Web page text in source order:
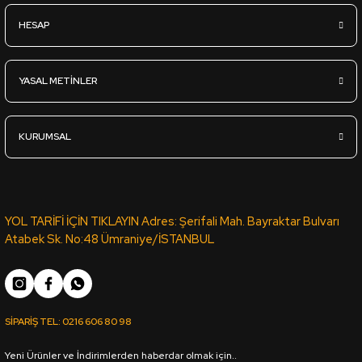
932,85TL
SML-068 BEYAZ MAT LAK PANEL PVC ROMA KENAR BANDI
658,48TL
YT-85B VİTA PVC ROMA KENAR BANDI 9G92 SB - 22*0,80
HESAP
YASAL METİNLER
KURUMSAL
YOL TARİFİ İÇİN TIKLAYIN Adres: Şerifali Mah. Bayraktar Bulvarı
Atabek Sk. No:48 Ümraniye/İSTANBUL
SİPARİŞ TEL:0216 606 80 98
Yeni Ürünler ve İndirimlerden haberdar olmak için..